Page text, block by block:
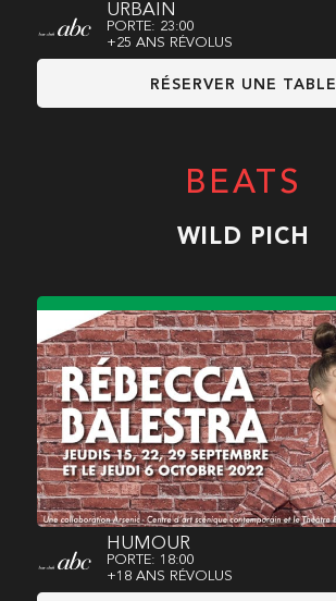
URBAIN
PORTE: 23:00
+25 ANS RÉVOLUS
RÉSERVER UNE TABLE
BEATS
WILD PICH
HUMOUR
PORTE: 18:00
+18 ANS RÉVOLUS